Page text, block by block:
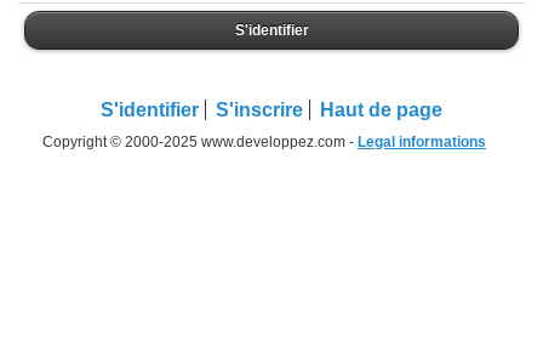
S'identifier
S'identifier S'inscrire Haut de page
Copyright © 2000-2025 www.developpez.com - Legal informations